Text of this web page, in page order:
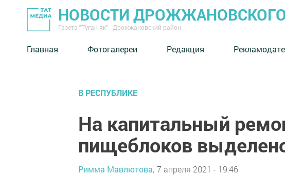
НОВОСТИ
Газета "Туган як" - Дрожжановский район
Главная Фотогалереи Редакция
В РЕСПУБЛИКЕ
На капитальный
пищеблоков
Римма Мавлютова, 7 апреля 2021 - 19:46